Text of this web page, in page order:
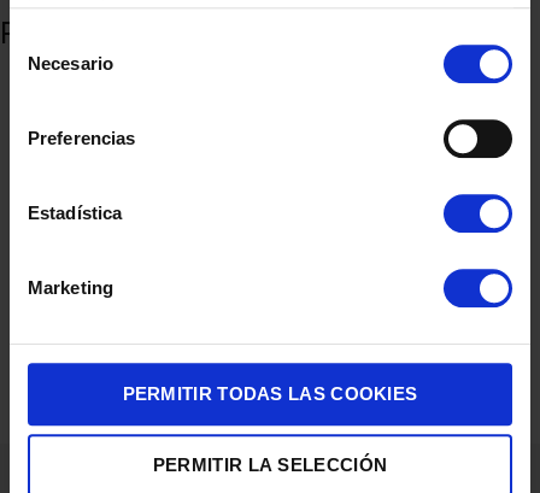
Selección
Necesario
Preferencias
Estadística
Marketing
PERMITIR TODAS LAS COOKIES
PERMITIR LA SELECCIÓN
Productos relacionados
52,90€